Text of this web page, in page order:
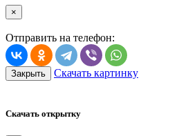
×
Отправить на телефон:
Закрыть Скачать картинку
Скачать открытку